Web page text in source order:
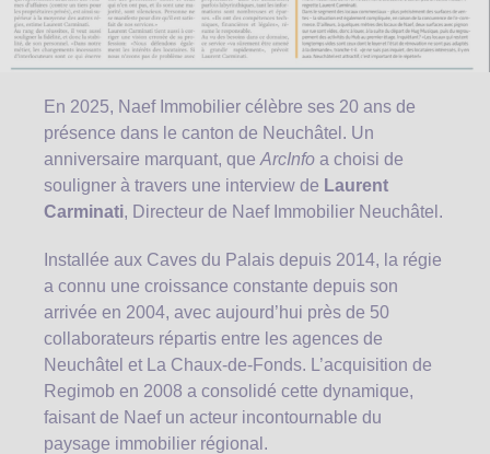
En 2025, Naef Immobilier célèbre ses 20 ans de
présence dans le canton de Neuchâtel. Un
anniversaire marquant, que ArcInfo a choisi de
souligner à travers une interview de Laurent
Carminati, Directeur de Naef Immobilier Neuchâtel.
Installée aux Caves du Palais depuis 2014, la régie
a connu une croissance constante depuis son
arrivée en 2004, avec aujourd’hui près de 50
collaborateurs répartis entre les agences de
Neuchâtel et La Chaux-de-Fonds. L’acquisition de
Regimob en 2008 a consolidé cette dynamique,
faisant de Naef un acteur incontournable du
paysage immobilier régional.